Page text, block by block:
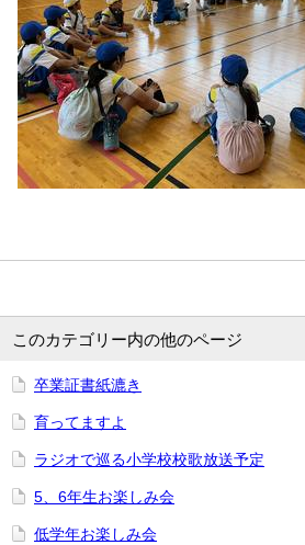
このカテゴリー内の他のページ
卒業証書紙漉き
育ってますよ
ラジオで巡る小学校校歌放送予定
5、6年生お楽しみ会
低学年お楽しみ会